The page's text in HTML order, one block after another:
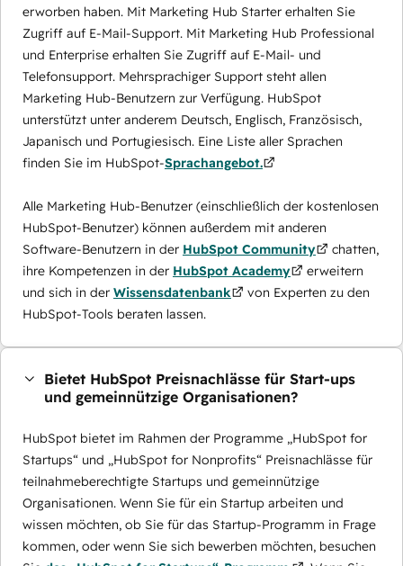
erworben haben. Mit Marketing Hub Starter erhalten Sie
Zugriff auf E-Mail-Support. Mit Marketing Hub Professional
und Enterprise erhalten Sie Zugriff auf E-Mail- und
Telefonsupport. Mehrsprachiger Support steht allen
Marketing Hub-Benutzern zur Verfügung. HubSpot
unterstützt unter anderem Deutsch, Englisch, Französisch,
Japanisch und Portugiesisch. Eine Liste aller Sprachen
finden Sie im HubSpot-Sprachangebot.
Alle Marketing Hub-Benutzer (einschließlich der kostenlosen
HubSpot-Benutzer) können außerdem mit anderen
Software-Benutzern in der HubSpot Community
chatten,
ihre Kompetenzen in der HubSpot Academy
erweitern
und sich in der Wissensdatenbank
von Experten zu den
HubSpot-Tools beraten lassen.
Bietet HubSpot Preisnachlässe für Start-ups
und gemeinnützige Organisationen?
HubSpot bietet im Rahmen der Programme „HubSpot for
Startups“ und „HubSpot for Nonprofits“ Preisnachlässe für
teilnahmeberechtigte Startups und gemeinnützige
Organisationen. Wenn Sie für ein Startup arbeiten und
wissen möchten, ob Sie für das Startup-Programm in Frage
kommen, oder wenn Sie sich bewerben möchten, besuchen